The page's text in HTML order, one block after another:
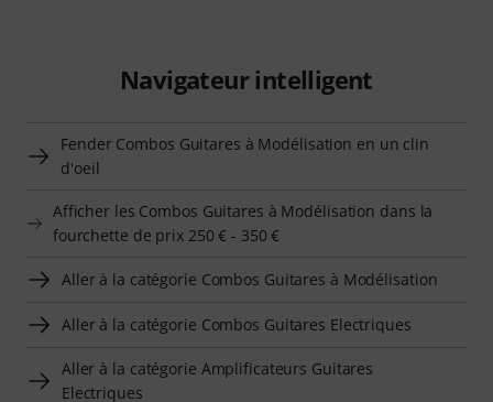
Navigateur intelligent
Fender Combos Guitares à Modélisation en un clin
d'oeil
Afficher les Combos Guitares à Modélisation dans la
fourchette de prix 250 € - 350 €
Aller à la catégorie Combos Guitares à Modélisation
Aller à la catégorie Combos Guitares Electriques
Aller à la catégorie Amplificateurs Guitares
Electriques